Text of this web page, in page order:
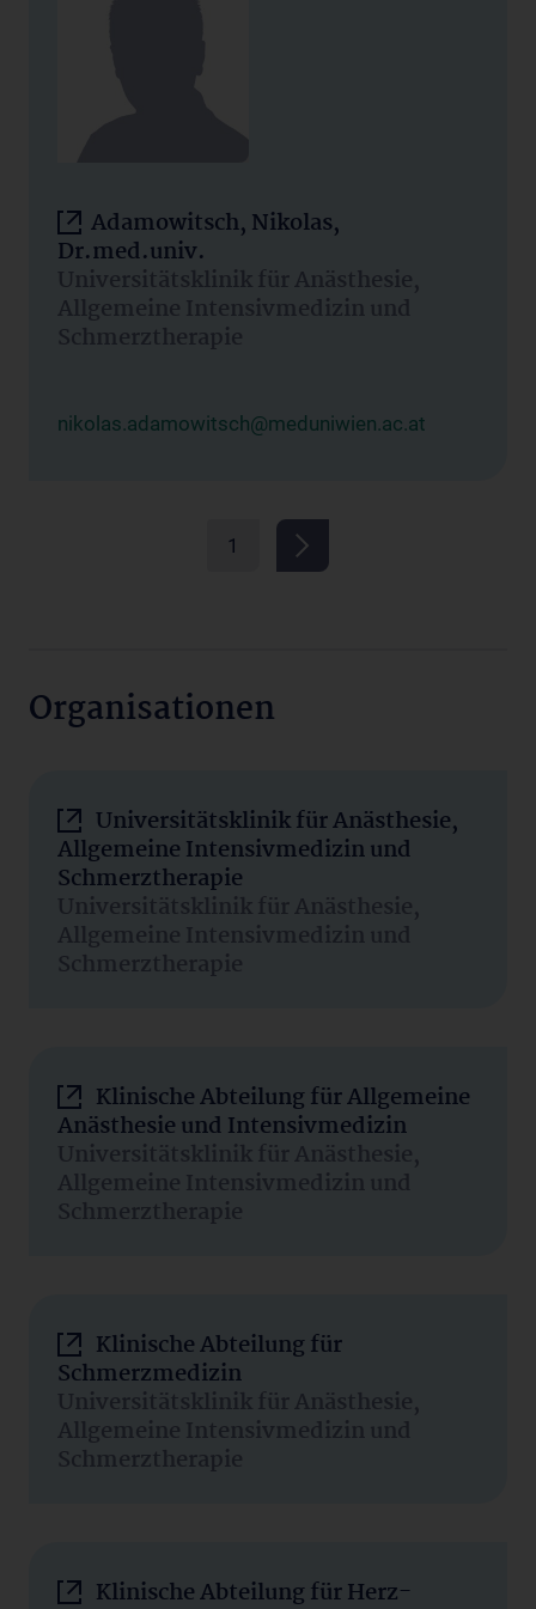
Adamowitsch, Nikolas,
Dr.med.univ.
Universitätsklinik für Anästhesie,
Allgemeine Intensivmedizin und
Schmerztherapie
nikolas.adamowitsch@meduniwien.ac.at
1
Organisationen
Universitätsklinik für Anästhesie,
Allgemeine Intensivmedizin und
Schmerztherapie
Universitätsklinik für Anästhesie,
Allgemeine Intensivmedizin und
Schmerztherapie
Klinische Abteilung für Allgemeine
Anästhesie und Intensivmedizin
Universitätsklinik für Anästhesie,
Allgemeine Intensivmedizin und
Schmerztherapie
Klinische Abteilung für
Schmerzmedizin
Universitätsklinik für Anästhesie,
Allgemeine Intensivmedizin und
Schmerztherapie
Klinische Abteilung für Herz-